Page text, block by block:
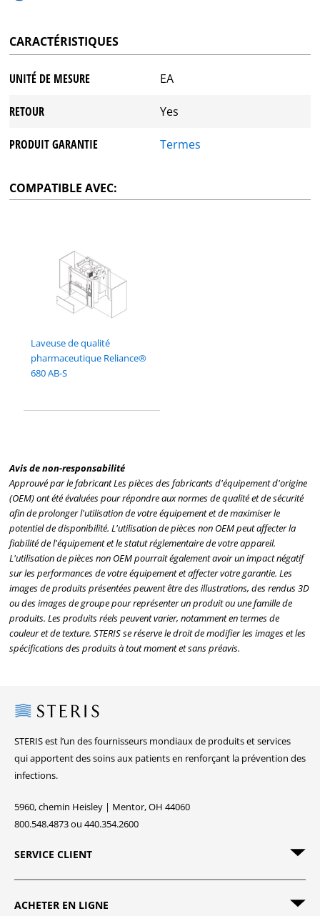
CARACTÉRISTIQUES
UNITÉ DE MESURE EA
RETOUR Yes
PRODUIT GARANTIE Termes
COMPATIBLE AVEC:
Laveuse de qualité
pharmaceutique Reliance®
680 AB-S
Avis de non-responsabilité
Approuvé par le fabricant Les pièces des fabricants d'équipement d'origine
(OEM) ont été évaluées pour répondre aux normes de qualité et de sécurité
afin de prolonger l'utilisation de votre équipement et de maximiser le
potentiel de disponibilité. L'utilisation de pièces non OEM peut affecter la
fiabilité de l'équipement et le statut réglementaire de votre appareil.
L'utilisation de pièces non OEM pourrait également avoir un impact négatif
sur les performances de votre équipement et affecter votre garantie. Les
images de produits présentées peuvent être des illustrations, des rendus 3D
ou des images de groupe pour représenter un produit ou une famille de
produits. Les produits réels peuvent varier, notamment en termes de
couleur et de texture. STERIS se réserve le droit de modifier les images et les
spécifications des produits à tout moment et sans préavis.
Steris
STERIS est l’un des fournisseurs mondiaux de produits et services
qui apportent des soins aux patients en renforçant la prévention des
infections.
5960, chemin Heisley | Mentor, OH 44060
800.548.4873 ou 440.354.2600
SERVICE CLIENT
ACHETER EN LIGNE